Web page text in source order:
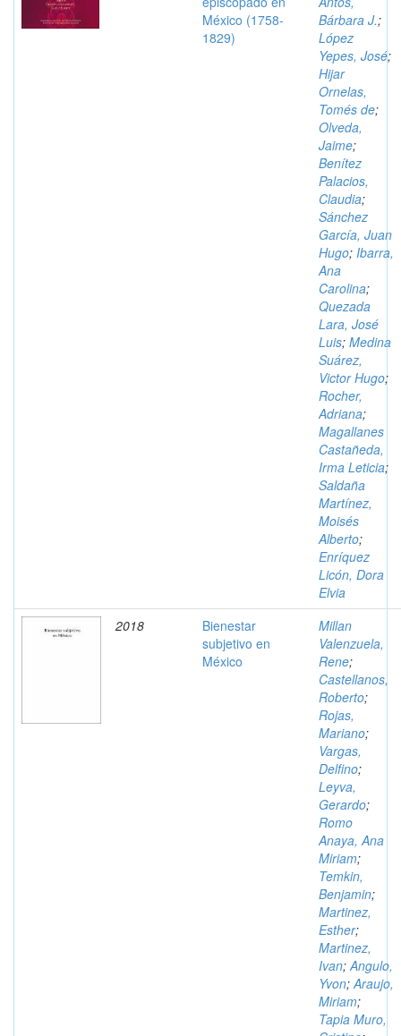
México (1758-
1829)
Bárbara J.;
López
Yepes, José;
Hijar
Ornelas,
Tomés de;
Olveda,
Jaime;
Benítez
Palacios,
Claudia;
Sánchez
García, Juan
Hugo; Ibarra,
Ana
Carolina;
Quezada
Lara, José
Luis; Medina
Suárez,
Victor Hugo;
Rocher,
Adriana;
Magallanes
Castañeda,
Irma Leticia;
Saldaña
Martínez,
Moisés
Alberto;
Enríquez
Licón, Dora
Elvia
2018
Bienestar
subjetivo en
México
Millan
Valenzuela,
Rene;
Castellanos,
Roberto;
Rojas,
Mariano;
Vargas,
Delfino;
Leyva,
Gerardo;
Romo
Anaya, Ana
Miriam;
Temkin,
Benjamin;
Martinez,
Esther;
Martinez,
Ivan;Angulo,
Yvon;Araujo,
Miriam;
Tapia Muro,